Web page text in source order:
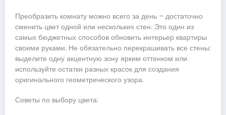
Преобразить комнату можно всего за день – достаточно
сменить цвет одной или нескольких стен. Это один из
самых бюджетных способов обновить интерьер квартиры
своими руками. Не обязательно перекрашивать все стены:
выделите одну акцентную зону ярким оттенком или
используйте остатки разных красок для создания
оригинального геометрического узора.
Советы по выбору цвета: